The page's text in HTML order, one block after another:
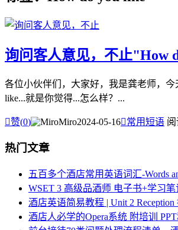
询问客人意见，不止"How
各位小伙伴们，大家好，我是龚老师，
like...就是你觉得...怎么样？...
赞(0) Miro2024-05-16常用短语 阅
热门文章
五百多个酒店常用英语词汇-Words
WSET 3 高级品酒师 电子书+学习
酒店英语简易教程 | Unit 2 Reception
酒店人必学的Opera系统 附培训